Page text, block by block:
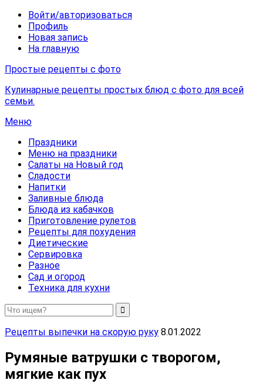
Войти/авторизоваться
Профиль
Новая запись
На главную
Простые рецепты с фото
Кулинарные рецепты простых блюд с фото для всей
семьи.
Меню
Праздники
Меню на праздники
Салаты на Новый год
Сладости
Напитки
Заливные блюда
Блюда из кабачков
Приготовление рулетов
Рецепты для похудения
Диетические
Сервировка
Разное
Сад и огород
Техника для кухни
Рецепты выпечки на скорую руку 8.01.2022
Румяные ватрушки с творогом,
мягкие как пух